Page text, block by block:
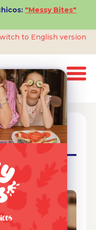
"Messy Bites"
to English version
si tu Hijo
Salud